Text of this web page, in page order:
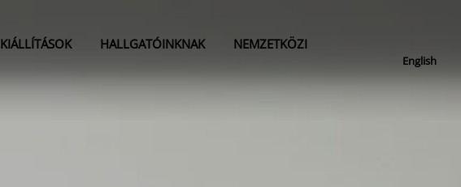
KIÁLLÍTÁSOK HALLGATÓINKNAK
NEMZETKÖZI
English